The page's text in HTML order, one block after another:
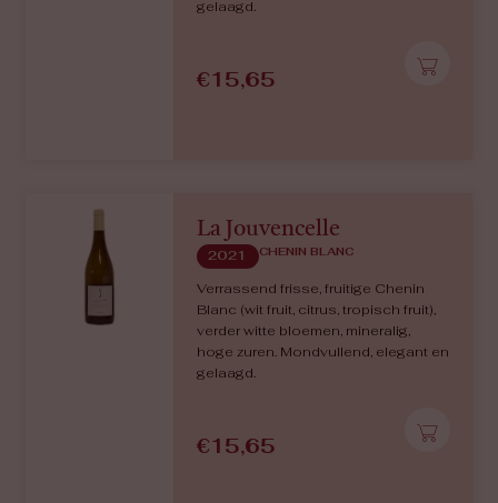
gelaagd.
€15,65
La Jouvencelle
2021 CHENIN BLANC
Verrassend frisse, fruitige Chenin
Blanc (wit fruit, citrus, tropisch fruit),
verder witte bloemen, mineralig,
hoge zuren. Mondvullend, elegant en
gelaagd.
€15,65